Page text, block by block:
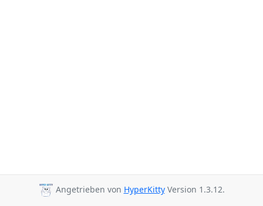
Angetrieben von HyperKittyVersion 1.3.12.